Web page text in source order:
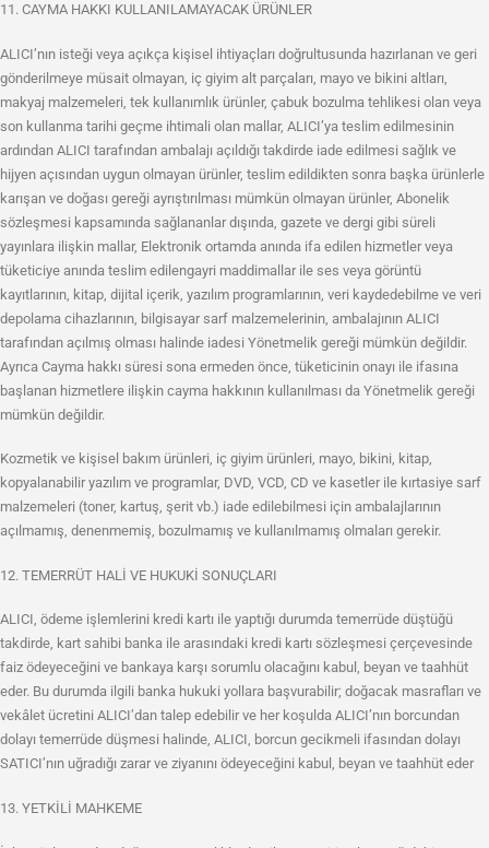
11. CAYMA HAKKI KULLANILAMAYACAK ÜRÜNLER
ALICI’nın isteği veya açıkça kişisel ihtiyaçları doğrultusunda hazırlanan ve geri
gönderilmeye müsait olmayan, iç giyim alt parçaları, mayo ve bikini altları,
makyaj malzemeleri, tek kullanımlık ürünler, çabuk bozulma tehlikesi olan veya
son kullanma tarihi geçme ihtimali olan mallar, ALICI’ya teslim edilmesinin
ardından ALICI tarafından ambalajı açıldığı takdirde iade edilmesi sağlık ve
hijyen açısından uygun olmayan ürünler, teslim edildikten sonra başka ürünlerle
karışan ve doğası gereği ayrıştırılması mümkün olmayan ürünler, Abonelik
sözleşmesi kapsamında sağlananlar dışında, gazete ve dergi gibi süreli
yayınlara ilişkin mallar, Elektronik ortamda anında ifa edilen hizmetler veya
tüketiciye anında teslim edilengayri maddimallar ile ses veya görüntü
kayıtlarının, kitap, dijital içerik, yazılım programlarının, veri kaydedebilme ve veri
depolama cihazlarının, bilgisayar sarf malzemelerinin, ambalajının ALICI
tarafından açılmış olması halinde iadesi Yönetmelik gereği mümkün değildir.
Ayrıca Cayma hakkı süresi sona ermeden önce, tüketicinin onayı ile ifasına
başlanan hizmetlere ilişkin cayma hakkının kullanılması da Yönetmelik gereği
mümkün değildir.
Kozmetik ve kişisel bakım ürünleri, iç giyim ürünleri, mayo, bikini, kitap,
kopyalanabilir yazılım ve programlar, DVD, VCD, CD ve kasetler ile kırtasiye sarf
malzemeleri (toner, kartuş, şerit vb.) iade edilebilmesi için ambalajlarının
açılmamış, denenmemiş, bozulmamış ve kullanılmamış olmaları gerekir.
12. TEMERRÜT HALİ VE HUKUKİ SONUÇLARI
ALICI, ödeme işlemlerini kredi kartı ile yaptığı durumda temerrüde düştüğü
takdirde, kart sahibi banka ile arasındaki kredi kartı sözleşmesi çerçevesinde
faiz ödeyeceğini ve bankaya karşı sorumlu olacağını kabul, beyan ve taahhüt
eder. Bu durumda ilgili banka hukuki yollara başvurabilir; doğacak masrafları ve
vekâlet ücretini ALICI’dan talep edebilir ve her koşulda ALICI’nın borcundan
dolayı temerrüde düşmesi halinde, ALICI, borcun gecikmeli ifasından dolayı
SATICI’nın uğradığı zarar ve ziyanını ödeyeceğini kabul, beyan ve taahhüt eder
13. YETKİLİ MAHKEME